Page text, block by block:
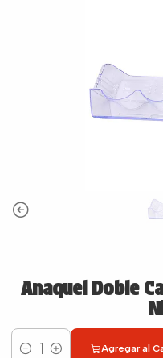
Anaquel Doble
Agregar al